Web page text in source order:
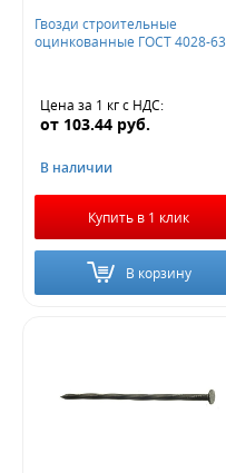
Гвозди строительные
оцинкованные ГОСТ 4028-63
Цена за 1 кгс НДС:
от 103.44 руб.
В наличии
Купить в 1 клик
В корзину